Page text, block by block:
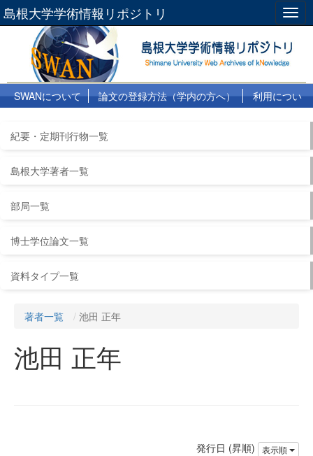
島根大学学術情報リポジトリ
SWANについて 論文の登録方法（学内の方へ）
利用につい
紀要・定期刊行物一覧
島根大学著者一覧
部局一覧
博士学位論文一覧
資料タイプ一覧
著者一覧 池田 正年
池田 正年
発行日 (昇順) 表示順